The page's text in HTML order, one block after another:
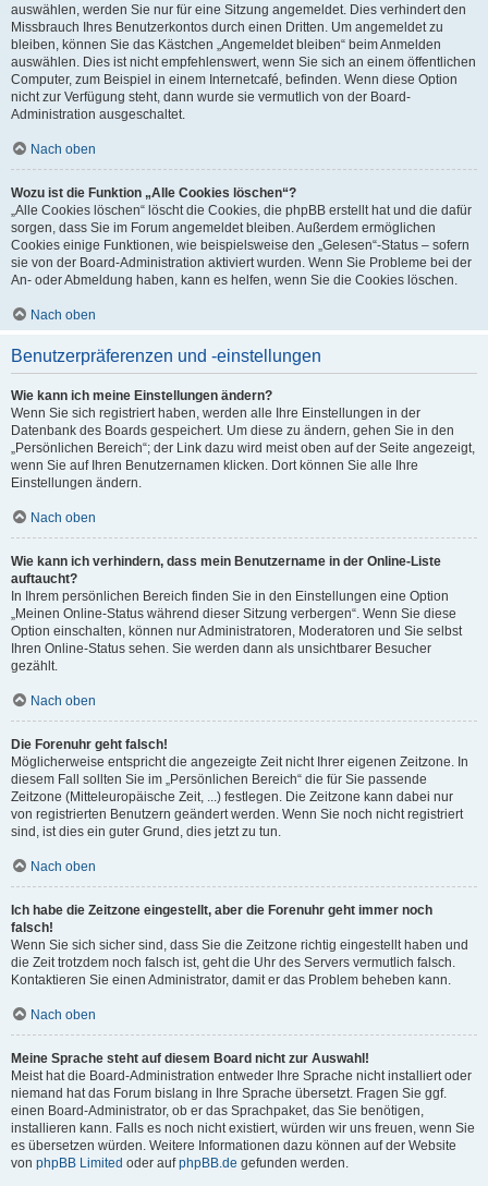
auswählen, werden Sie nur für eine Sitzung angemeldet. Dies verhindert den
Missbrauch Ihres Benutzerkontos durch einen Dritten. Um angemeldet zu
bleiben, können Sie das Kästchen „Angemeldet bleiben“ beim Anmelden
auswählen. Dies ist nicht empfehlenswert, wenn Sie sich an einem öffentlichen
Computer, zum Beispiel in einem Internetcafé, befinden. Wenn diese Option
nicht zur Verfügung steht, dann wurde sie vermutlich von der Board-
Administration ausgeschaltet.
Nach oben
Wozu ist die Funktion „Alle Cookies löschen“?
„Alle Cookies löschen“ löscht die Cookies, die phpBB erstellt hat und die dafür
sorgen, dass Sie im Forum angemeldet bleiben. Außerdem ermöglichen
Cookies einige Funktionen, wie beispielsweise den „Gelesen“-Status – sofern
sie von der Board-Administration aktiviert wurden. Wenn Sie Probleme bei der
An- oder Abmeldung haben, kann es helfen, wenn Sie die Cookies löschen.
Nach oben
Benutzerpräferenzen und -einstellungen
Wie kann ich meine Einstellungen ändern?
Wenn Sie sich registriert haben, werden alle Ihre Einstellungen in der
Datenbank des Boards gespeichert. Um diese zu ändern, gehen Sie in den
„Persönlichen Bereich“; der Link dazu wird meist oben auf der Seite angezeigt,
wenn Sie auf Ihren Benutzernamen klicken. Dort können Sie alle Ihre
Einstellungen ändern.
Nach oben
Wie kann ich verhindern, dass mein Benutzername in der Online-Liste
auftaucht?
In Ihrem persönlichen Bereich finden Sie in den Einstellungen eine Option
„Meinen Online-Status während dieser Sitzung verbergen“. Wenn Sie diese
Option einschalten, können nur Administratoren, Moderatoren und Sie selbst
Ihren Online-Status sehen. Sie werden dann als unsichtbarer Besucher
gezählt.
Nach oben
Die Forenuhr geht falsch!
Möglicherweise entspricht die angezeigte Zeit nicht Ihrer eigenen Zeitzone. In
diesem Fall sollten Sie im „Persönlichen Bereich“ die für Sie passende
Zeitzone (Mitteleuropäische Zeit, ...) festlegen. Die Zeitzone kann dabei nur
von registrierten Benutzern geändert werden. Wenn Sie noch nicht registriert
sind, ist dies ein guter Grund, dies jetzt zu tun.
Nach oben
Ich habe die Zeitzone eingestellt, aber die Forenuhr geht immer noch
falsch!
Wenn Sie sich sicher sind, dass Sie die Zeitzone richtig eingestellt haben und
die Zeit trotzdem noch falsch ist, geht die Uhr des Servers vermutlich falsch.
Kontaktieren Sie einen Administrator, damit er das Problem beheben kann.
Nach oben
Meine Sprache steht auf diesem Board nicht zur Auswahl!
Meist hat die Board-Administration entweder Ihre Sprache nicht installiert oder
niemand hat das Forum bislang in Ihre Sprache übersetzt. Fragen Sie ggf.
einen Board-Administrator, ob er das Sprachpaket, das Sie benötigen,
installieren kann. Falls es noch nicht existiert, würden wir uns freuen, wenn Sie
es übersetzen würden. Weitere Informationen dazu können auf der Website
von phpBB Limited oder aufphpBB.de gefunden werden.